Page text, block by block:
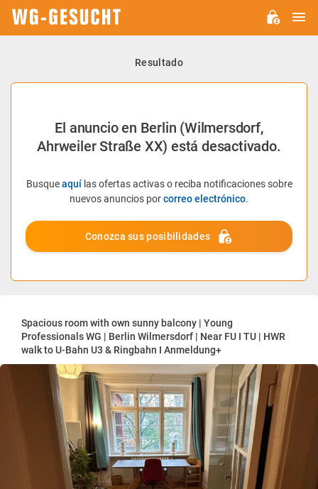
Resultado
El anuncio en Berlin (Wilmersdorf,
Ahrweiler Straße XX) está desactivado.
Busqueaquílas ofertas activas o reciba notificaciones sobre
nuevos anuncios porcorreo electrónico.
Conozca sus posibilidades
Spacious room with own sunny balcony | Young
Professionals WG | Berlin Wilmersdorf | Near FU I TU | HWR
walk to U-Bahn U3 & Ringbahn I Anmeldung+